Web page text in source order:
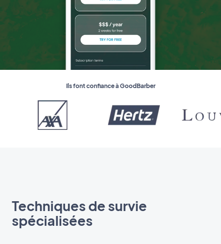
Ils font confiance à GoodBarber
Techniques de survie
spécialisées